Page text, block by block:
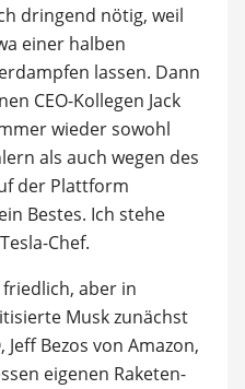
dringend nötig, weil
einer halben
lassen. Dann
CEO-Kollegen Jack
wieder sowohl
als auch wegen des
der Plattform
Bestes. Ich stehe
Chef.
aber in
Musk zunächst
Bezos von Amazon,
eigenen Raketen-